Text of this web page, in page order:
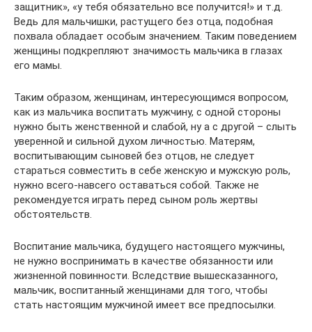
защитник», «у тебя обязательно все получится!» и т.д.
Ведь для мальчишки, растущего без отца, подобная
похвала обладает особым значением. Таким поведением
женщины подкрепляют значимость мальчика в глазах
его мамы.
Таким образом, женщинам, интересующимся вопросом,
как из мальчика воспитать мужчину, с одной стороны
нужно быть женственной и слабой, ну а с другой – слыть
уверенной и сильной духом личностью. Матерям,
воспитывающим сыновей без отцов, не следует
стараться совместить в себе женскую и мужскую роль,
нужно всего-навсего оставаться собой. Также не
рекомендуется играть перед сыном роль жертвы
обстоятельств.
Воспитание мальчика, будущего настоящего мужчины,
не нужно воспринимать в качестве обязанности или
жизненной повинности. Вследствие вышесказанного,
мальчик, воспитанный женщинами для того, чтобы
стать настоящим мужчиной имеет все предпосылки.